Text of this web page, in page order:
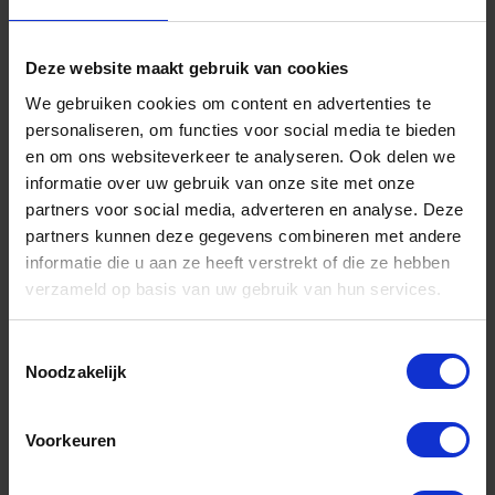
Deze website maakt gebruik van cookies
We gebruiken cookies om content en advertenties te
personaliseren, om functies voor social media te bieden
en om ons websiteverkeer te analyseren. Ook delen we
informatie over uw gebruik van onze site met onze
partners voor social media, adverteren en analyse. Deze
partners kunnen deze gegevens combineren met andere
informatie die u aan ze heeft verstrekt of die ze hebben
verzameld op basis van uw gebruik van hun services.
Noodzakelijk
Voorkeuren
en kunststof. Ook de rubberen midsole van vele merken
schoenen kunnen met deze verf dekkend voorzien
worden van een nieuwe kleur.
Voor zachte materialen zoals mesh adviseer ik je om de
soft maker te gebruiken.
VEELGESTELDE VRAGEN